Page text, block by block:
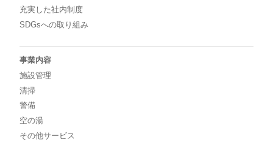
充実した社内制度
SDGsへの取り組み
事業内容
施設管理
清掃
警備
空の湯
その他サービス